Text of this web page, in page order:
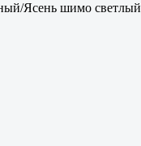
Ясень шимо светлый